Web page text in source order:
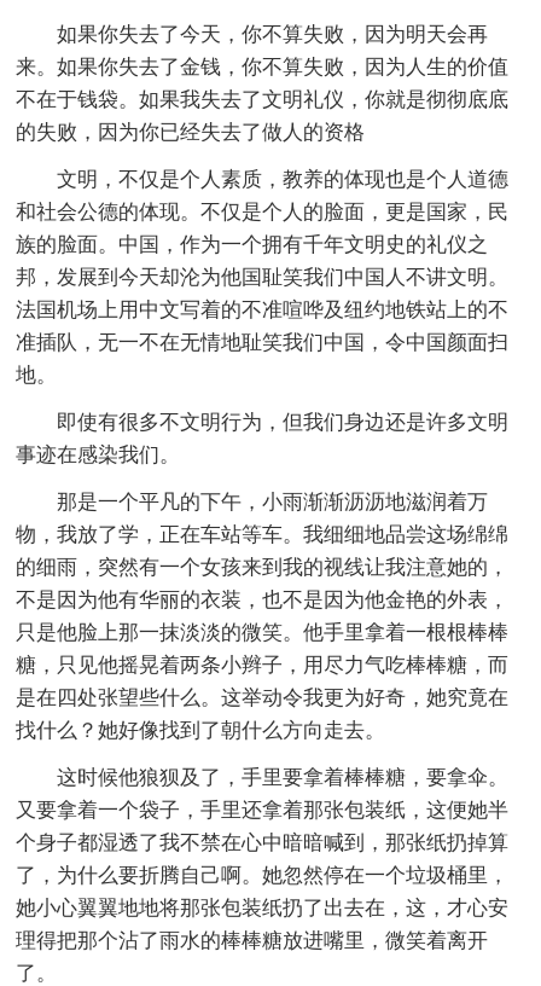
如果你失去了今天，你不算失败，因为明天会再
来。如果你失去了金钱，你不算失败，因为人生的价值
不在于钱袋。如果我失去了文明礼仪，你就是彻彻底底
的失败，因为你已经失去了做人的资格
文明，不仅是个人素质，教养的体现也是个人道德
和社会公德的体现。不仅是个人的脸面，更是国家，民
族的脸面。中国，作为一个拥有千年文明史的礼仪之
邦，发展到今天却沦为他国耻笑我们中国人不讲文明。
法国机场上用中文写着的不准喧哗及纽约地铁站上的不
准插队，无一不在无情地耻笑我们中国，令中国颜面扫
地。
即使有很多不文明行为，但我们身边还是许多文明
事迹在感染我们。
那是一个平凡的下午，小雨渐渐沥沥地滋润着万
物，我放了学，正在车站等车。我细细地品尝这场绵绵
的细雨，突然有一个女孩来到我的视线让我注意她的，
不是因为他有华丽的衣装，也不是因为他金艳的外表，
只是他脸上那一抹淡淡的微笑。他手里拿着一根根棒棒
糖，只见他摇晃着两条小辫子，用尽力气吃棒棒糖，而
是在四处张望些什么。这举动令我更为好奇，她究竟在
找什么？她好像找到了朝什么方向走去。
这时候他狼狈及了，手里要拿着棒棒糖，要拿伞。
又要拿着一个袋子，手里还拿着那张包装纸，这便她半
个身子都湿透了我不禁在心中暗暗喊到，那张纸扔掉算
了，为什么要折腾自己啊。她忽然停在一个垃圾桶里，
她小心翼翼地地将那张包装纸扔了出去在，这，才心安
理得把那个沾了雨水的棒棒糖放进嘴里，微笑着离开
了。